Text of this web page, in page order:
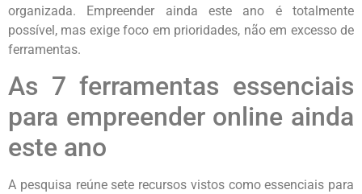
organizada. Empreender ainda este ano é totalmente
possível, mas exige foco em prioridades, não em excesso de
ferramentas.
As 7 ferramentas essenciais
para empreender online ainda
este ano
A pesquisa reúne sete recursos vistos como essenciais para